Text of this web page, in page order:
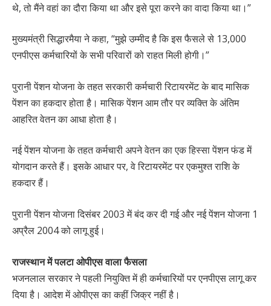
थे, तो मैंने वहां का दौरा किया था और इसे पूरा करने का वादा किया था।”
मुख्यमंत्री सिद्धारमैया ने कहा, “मुझे उम्मीद है कि इस फैसले से 13,000
एनपीएस कर्मचारियों के सभी परिवारों को राहत मिली होगी।”
पुरानी पेंशन योजना के तहत सरकारी कर्मचारी रिटायरमेंट के बाद मासिक
पेंशन का हकदार होता है। मासिक पेंशन आम तौर पर व्यक्ति के अंतिम
आहरित वेतन का आधा होता है।
नई पेंशन योजना के तहत कर्मचारी अपने वेतन का एक हिस्सा पेंशन फंड में
योगदान करते हैं। इसके आधार पर, वे रिटायरमेंट पर एकमुश्त राशि के
हकदार हैं।
पुरानी पेंशन योजना दिसंबर 2003 में बंद कर दी गई और नई पेंशन योजना 1
अप्रैल 2004 को लागू हुई।
राजस्थान में पलटा ओपीएस वाला फैसला
भजनलाल सरकार ने पहली नियुक्ति में ही कर्मचारियों पर एनपीएस लागू कर
दिया है। आदेश में ओपीएस का कहीं जिक्र नहीं है।